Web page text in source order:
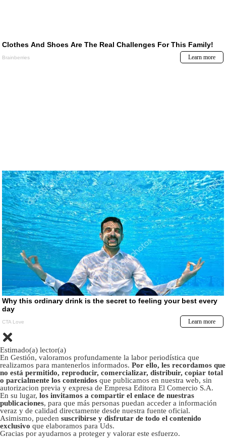
Estimado(a) lector(a)
En Gestión, valoramos profundamente la labor periodística que
realizamos para mantenerlos informados. Por ello, les recordamos que
no está permitido, reproducir, comercializar, distribuir, copiar total
o parcialmente los contenidos que publicamos en nuestra web, sin
autorizacion previa y expresa de Empresa Editora El Comercio S.A.
En su lugar, los invitamos a compartir el enlace de nuestras
publicaciones, para que más personas puedan acceder a información
veraz y de calidad directamente desde nuestra fuente oficial.
Asimismo, pueden suscribirse y disfrutar de todo el contenido
exclusivo que elaboramos para Uds.
Gracias por ayudarnos a proteger y valorar este esfuerzo.